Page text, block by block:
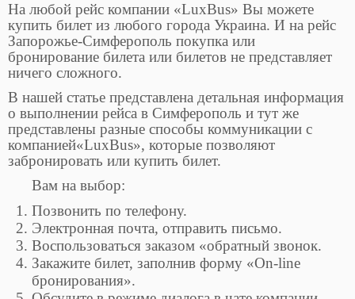
На любой рейс компании «LuxBus» Вы можете
купить билет из любого города Украина. И на рейс
Запорожье-Симферополь покупка или
бронирование билета или билетов не представляет
ничего сложного.
В нашей статье представлена детальная информация
о выполнении рейса в Симферополь и тут же
представлены разные способы коммуникации с
компанией«LuxBus», которые позволяют
забронировать или купить билет.
Вам на выбор:
Позвонить по телефону.
Электронная почта, отправить письмо.
Воспользоваться заказом «обратный звонок.
Закажите билет, заполнив форму «On-line
бронирования».